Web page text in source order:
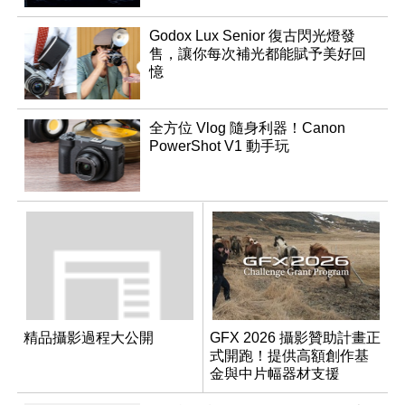
Godox Lux Senior 復古閃光燈發
售，讓你每次補光都能賦予美好回
憶
全方位 Vlog 隨身利器！Canon
PowerShot V1 動手玩
精品攝影過程大公開
GFX 2026 攝影贊助計畫正
式開跑！提供高額創作基
金與中片幅器材支援